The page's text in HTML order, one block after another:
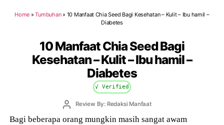
Home »Tumbuhan» 10 Manfaat Chia Seed Bagi Kesehatan – Kulit – Ibu hamil –
Diabetes
10 Manfaat Chia Seed Bagi
Kesehatan – Kulit – Ibu hamil –
Diabetes
√ Verified
PostReview By: Redaksi Manfaat
Bagi beberapa orang mungkin masih sangat awam